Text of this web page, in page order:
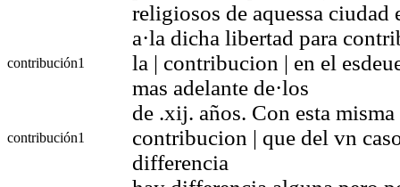
religiosos de aquessa ciudad
contribución1
a·la dicha libertad para
la | contribucion | en el
mas adelante de·los
contribución1
de .xij. años. Con esta
contribucion | que del vn
differencia